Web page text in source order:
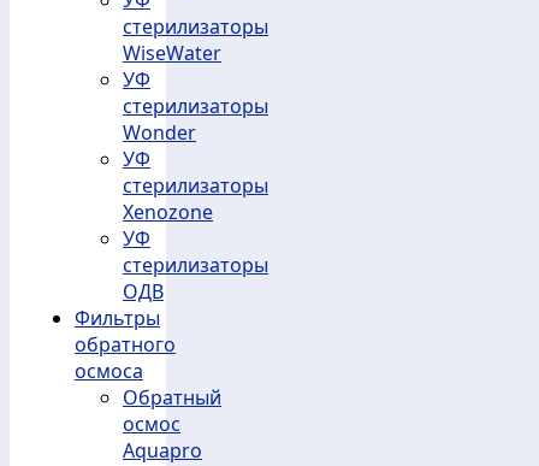
стерилизаторы
WiseWater
УФ
стерилизаторы
Wonder
УФ
стерилизаторы
Xenozone
УФ
стерилизаторы
ОДВ
Фильтры
обратного
осмоса
Обратный
осмос
Aquapro